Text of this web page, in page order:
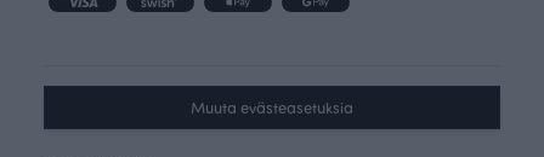
Muuta evästeasetuksia